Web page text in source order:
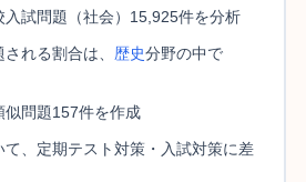
入試問題（社会）15,925件を分析
れる割合は、 歴史分野の中で
似問題157件を作成
て、定期テスト対策・入試対策に差